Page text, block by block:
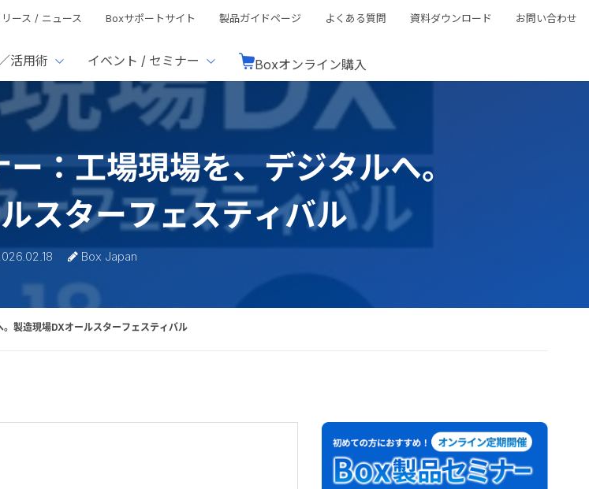
ース / ニュース Boxサポートサイト 製品ガイドページ よくある質問 資料ダウンロード お問い合わせ
リモートワーク対応
安全なファイル共有
Boxが選ばれる理由
Box製品セミナー
外部からの評価
Box AI
Box Apps
Box Forms
Box Governance
連携サービスTOP
Microsoft連携
Google連携
Salesforce連携
機能一覧表
業種別
情報の脱サイロ化
会議の効率化
コンサルティング
（次世代のシステムを考えるコミュニティ）
活用術
501名〜2,000名
5,001名〜
シーン別活用術
クラウドストレージ
セキュリティ対策
新しい働き方
イベント / セミナー
ント・セミナーTOP イベント・セミナーレポート
Boxオンライン購入
：工場現場を、デジタルへ。
スターフェスティバル
Box Japan
製造現場DXオールスターフェスティバル